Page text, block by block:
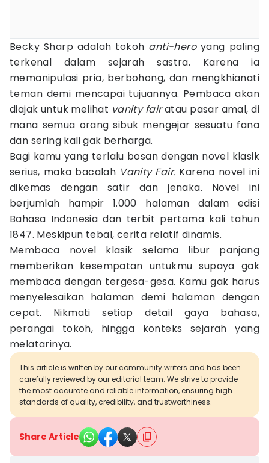
Becky Sharp adalah tokoh anti-heroyang paling
terkenal dalam sejarah sastra. Karena ia
memanipulasi pria, berbohong, dan mengkhianati
teman demi mencapai tujuannya. Pembaca akan
diajak untuk melihat vanity fairatau pasar amal, di
mana semua orang sibuk mengejar sesuatu fana
dan sering kali gak berharga.
Bagi kamu yang terlalu bosan dengan novel klasik
serius, maka bacalah Vanity Fair. Karena novel ini
dikemas dengan satir dan jenaka. Novel ini
berjumlah hampir 1.000 halaman dalam edisi
Bahasa Indonesia dan terbit pertama kali tahun
1847. Meskipun tebal, cerita relatif dinamis.
Membaca novel klasik selama libur panjang
memberikan kesempatan untukmu supaya gak
membaca dengan tergesa-gesa. Kamu gak harus
menyelesaikan halaman demi halaman dengan
cepat. Nikmati setiap detail gaya bahasa,
perangai tokoh, hingga konteks sejarah yang
melatarinya.
This article is written by our community writers and has been
carefully reviewed by our editorial team. We strive to provide
the most accurate and reliable information, ensuring high
standards of quality, credibility, and trustworthiness.
Share Article